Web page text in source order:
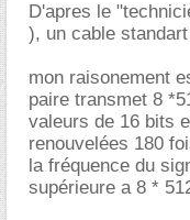
D'apres le
), un cable
mon raisonement
paire transmet 8
valeurs de 16 bits
renouvelées 180
la fréquence du
supérieure a 8 *